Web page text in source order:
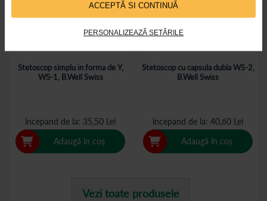
ACCEPTĂ SI CONTINUĂ
PERSONALIZEAZĂ SETĂRILE
Stetoscop simplu in forma de Y,
WS-1, B.Well Swiss
începand de la 35,50 Lei
Adaugă în coș
Stetoscop cu capsula dubla WS-2,
B.Well Swiss
începand de la 40,60 Lei
Adaugă în coș
Vezi toate produsele